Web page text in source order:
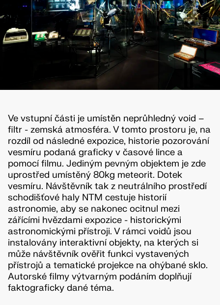
Ve vstupní části je umístěn neprůhledný void –
filtr - zemská atmosféra. V tomto prostoru je, na
rozdíl od následné expozice, historie pozorování
vesmíru podaná graficky v časové lince a
pomocí filmu. Jediným pevným objektem je zde
uprostřed umístěný 80kg meteorit. Dotek
vesmíru. Návštěvník tak z neutrálního prostředí
schodišťové haly NTM cestuje historií
astronomie, aby se nakonec ocitnul mezi
zářícími hvězdami expozice - historickými
astronomickými přístroji. V rámci voidů jsou
instalovány interaktivní objekty, na kterých si
může návštěvník ověřit funkci vystavených
přístrojů a tematické projekce na ohýbané sklo.
Autorské filmy výtvarným podáním doplňují
faktograficky dané téma.